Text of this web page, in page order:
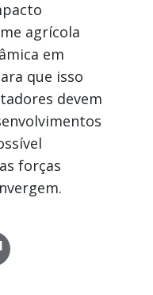
agrícola
em
que isso
devem
forças